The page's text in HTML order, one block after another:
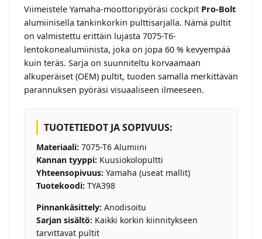
Viimeistele Yamaha-moottoripyöräsi cockpit Pro-Bolt
alumiinisella tankinkorkin pulttisarjalla. Nämä pultit
on valmistettu erittäin lujasta 7075-T6-
lentokonealumiinista, joka on jopa 60 % kevyempää
kuin teräs. Sarja on suunniteltu korvaamaan
alkuperäiset (OEM) pultit, tuoden samalla merkittävän
parannuksen pyöräsi visuaaliseen ilmeeseen.
TUOTETIEDOT JA SOPIVUUS:
Materiaali: 7075-T6 Alumiini
Kannan tyyppi: Kuusiokolopultti
Yhteensopivuus: Yamaha (useat mallit)
Tuotekoodi: TYA398
Pinnankäsittely: Anodisoitu
Sarjan sisältö: Kaikki korkin kiinnitykseen
tarvittavat pultit